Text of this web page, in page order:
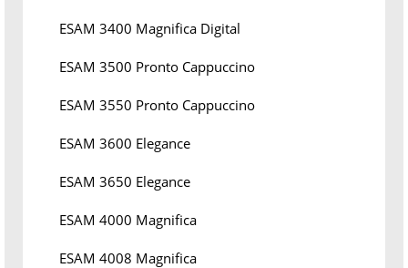
ESAM 3400 Magnifica Digital
ESAM 3500 Pronto Cappuccino
ESAM 3550 Pronto Cappuccino
ESAM 3600 Elegance
ESAM 3650 Elegance
ESAM 4000 Magnifica
ESAM 4008 Magnifica